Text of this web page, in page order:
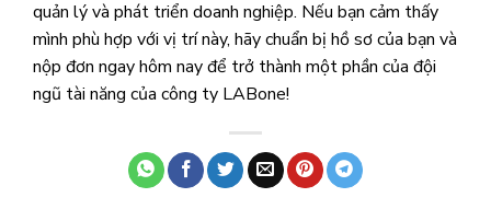
quản lý và phát triển doanh nghiệp. Nếu bạn cảm thấy
mình phù hợp với vị trí này, hãy chuẩn bị hồ sơ của bạn và
nộp đơn ngay hôm nay để trở thành một phần của đội
ngũ tài năng của công ty LABone!